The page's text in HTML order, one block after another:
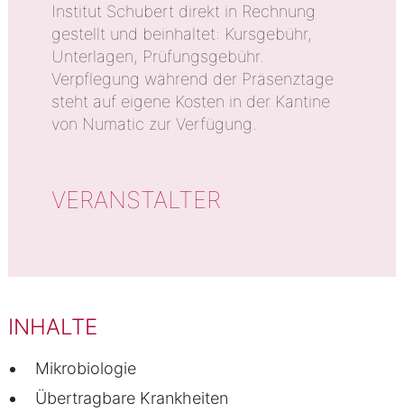
INHALTE
Mikrobiologie
Übertragbare Krankheiten
Institut Schubert direkt in Rechnung
gestellt und beinhaltet: Kursgebühr,
Unterlagen, Prüfungsgebühr.
Verpflegung während der Präsenztage
steht auf eigene Kosten in der Kantine
von Numatic zur Verfügung.
VERANSTALTER